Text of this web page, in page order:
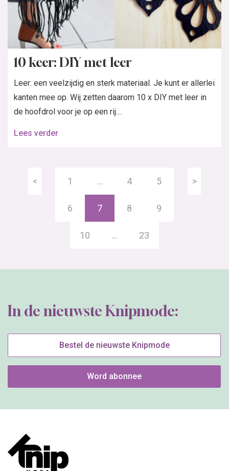
10 keer: DIY met leer
Leer: een veelzijdig en sterk materiaal. Je kunt er allerlei
kanten mee op. Wij zetten daarom 10 x DIY met leer in
de hoofdrol voor je op een rij....
Lees verder
< 1 … 4 5
6 7 8 9
10 … 23
>
In de nieuwste Knipmode:
Bestel de nieuwste Knipmode
Word abonnee